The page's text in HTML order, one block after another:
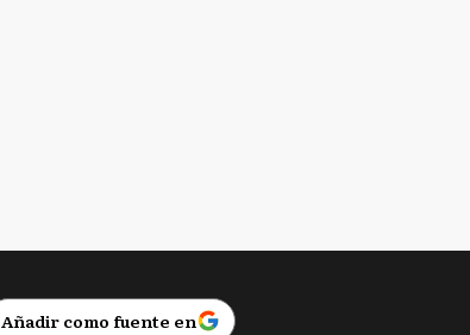
Añadir como fuente en